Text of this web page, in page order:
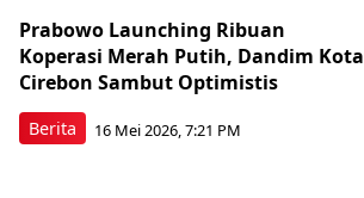
Berita
Prabowo Launching Ribuan
Koperasi Merah Putih, Dandim Kota
Cirebon Sambut Optimistis
16 Mei 2026, 7:21 PM